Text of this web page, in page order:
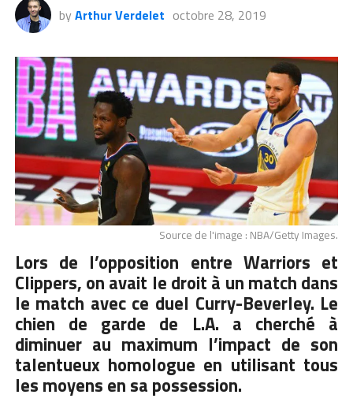
by Arthur Verdelet octobre 28, 2019
Source de l'image : NBA/Getty Images.
Lors de l’opposition entre Warriors et
Clippers, on avait le droit à un match dans
le match avec ce duel Curry-Beverley. Le
chien de garde de L.A. a cherché à
diminuer au maximum l’impact de son
talentueux homologue en utilisant tous
les moyens en sa possession.